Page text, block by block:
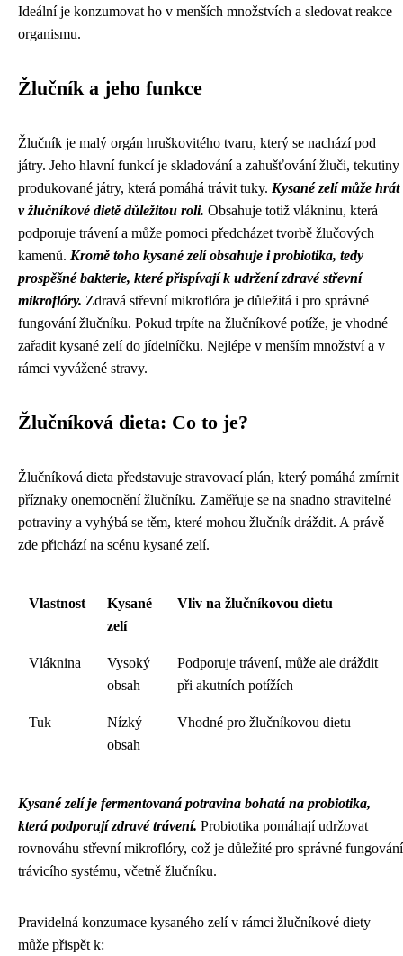
Ideální je konzumovat ho v menších množstvích a sledovat reakce
organismu.
Žlučník a jeho funkce
Žlučník je malý orgán hruškovitého tvaru, který se nachází pod
játry. Jeho hlavní funkcí je skladování a zahušťování žluči, tekutiny
produkované játry, která pomáhá trávit tuky. Kysané zelí může hrát
v žlučníkové dietě důležitou roli. Obsahuje totiž vlákninu, která
podporuje trávení a může pomoci předcházet tvorbě žlučových
kamenů. Kromě toho kysané zelí obsahuje i probiotika, tedy
prospěšné bakterie, které přispívají k udržení zdravé střevní
mikroflóry. Zdravá střevní mikroflóra je důležitá i pro správné
fungování žlučníku. Pokud trpíte na žlučníkové potíže, je vhodné
zařadit kysané zelí do jídelníčku. Nejlépe v menším množství a v
rámci vyvážené stravy.
Žlučníková dieta: Co to je?
Žlučníková dieta představuje stravovací plán, který pomáhá zmírnit
příznaky onemocnění žlučníku. Zaměřuje se na snadno stravitelné
potraviny a vyhýbá se těm, které mohou žlučník dráždit. A právě
zde přichází na scénu kysané zelí.
Vlastnost
Kysané
zelí
Vliv na žlučníkovou dietu
Vláknina
Vysoký
obsah
Podporuje trávení, může ale dráždit
při akutních potížích
Tuk
Nízký
obsah
Vhodné pro žlučníkovou dietu
Kysané zelí je fermentovaná potravina bohatá na probiotika,
která podporují zdravé trávení. Probiotika pomáhají udržovat
rovnováhu střevní mikroflóry, což je důležité pro správné fungování
trávicího systému, včetně žlučníku.
Pravidelná konzumace kysaného zelí v rámci žlučníkové diety
může přispět k: